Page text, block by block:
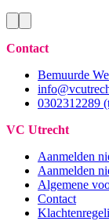
Contact
Bemuurde
0302312289
VC Utrecht
Aanmelden
Aanmelden
Algemene
Contact